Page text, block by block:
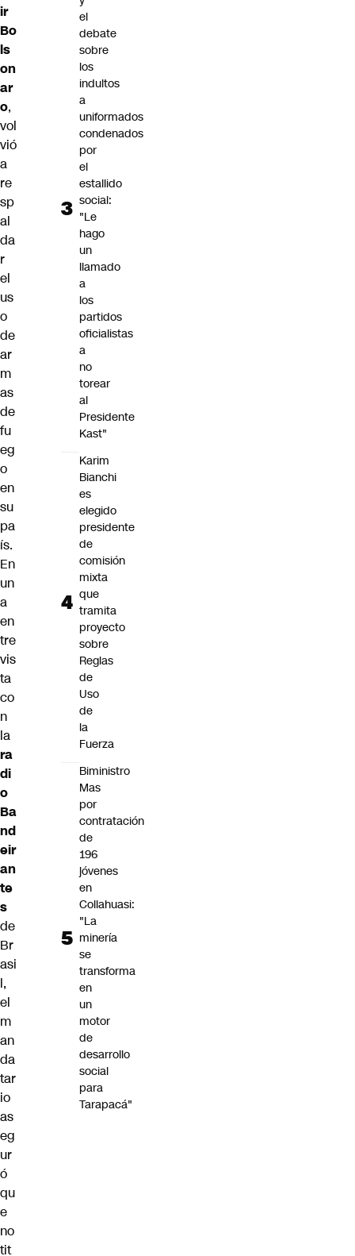
ir
Bo
ls
on
ar
o,
vol
vió
a
re
sp
al
da
r
el
us
o
de
ar
m
as
de
fu
eg
o
en
su
pa
ís.
En
un
a
en
tre
vis
ta
co
n
la
ra
di
o
Ba
nd
eir
an
te
s
de
Br
asi
l,
el
m
an
da
tar
io
as
eg
ur
ó
qu
e
no
tit
el
debate
sobre
los
indultos
a
uniformados
condenados
por
el
estallido
social:
"Le
hago
un
llamado
a
los
partidos
oficialistas
a
no
torear
al
Presidente
Kast"
Karim
Bianchi
es
elegido
presidente
de
comisión
mixta
que
tramita
proyecto
sobre
Reglas
de
Uso
de
la
Fuerza
Biministro
Mas
por
contratación
de
196
jóvenes
en
Collahuasi:
"La
minería
se
transforma
en
un
motor
de
desarrollo
social
para
Tarapacá"